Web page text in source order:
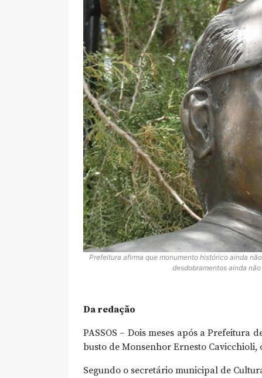
Prefeitura afirma que monumento histórico ainda
desdobramentos ainda
Da redação
PASSOS – Dois meses após a
busto de Monsenhor Ernesto
Segundo o secretário municipal de